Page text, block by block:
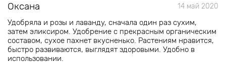
Оксана 14 май 2020
Удобряла и розы и лаванду, сначала один раз сухим,
затем эликсиром. Удобрение с прекрасным органическим
составом, сухое пахнет вкусненько. Растениям нравится,
быстро развиваются, выглядят здоровыми. Удобно в
использовании.